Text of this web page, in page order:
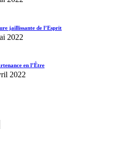
jaillissante de l’Esprit
2022
en l’Être
2022